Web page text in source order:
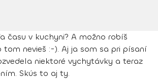
času v kuchyni? A možno robíš
tom nevieš :-). Aj ja som sa pri písaní
niektoré vychytávky a teraz
Skús to aj ty.